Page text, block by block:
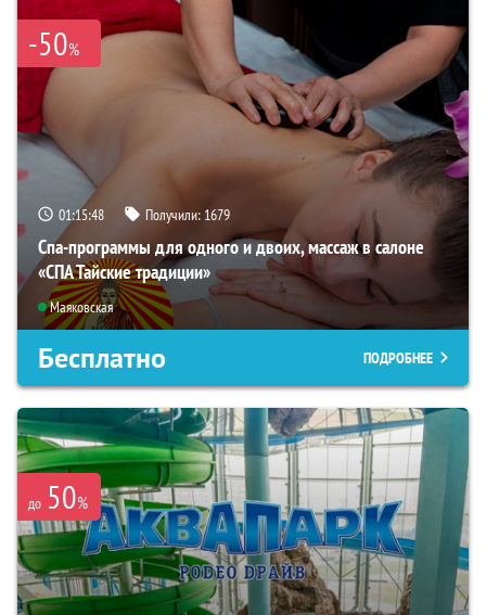
-50%
01:15:46 Получили: 1679
Спа-программы для одного и двоих, массаж в салоне
«СПА Тайские традиции»
Маяковская
Бесплатно ПОДРОБНЕЕ
до 50%